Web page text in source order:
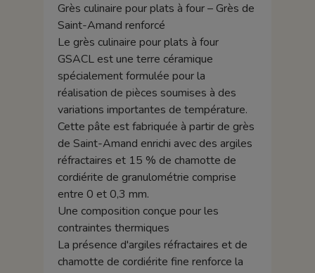
Grès culinaire pour plats à four – Grès de
Saint-Amand renforcé
Le grès culinaire pour plats à four
GSACL est une terre céramique
spécialement formulée pour la
réalisation de pièces soumises à des
variations importantes de température.
Cette pâte est fabriquée à partir de grès
de Saint-Amand enrichi avec des argiles
réfractaires et 15 % de chamotte de
cordiérite de granulométrie comprise
entre 0 et 0,3 mm.
Une composition conçue pour les
contraintes thermiques
La présence d'argiles réfractaires et de
chamotte de cordiérite fine renforce la